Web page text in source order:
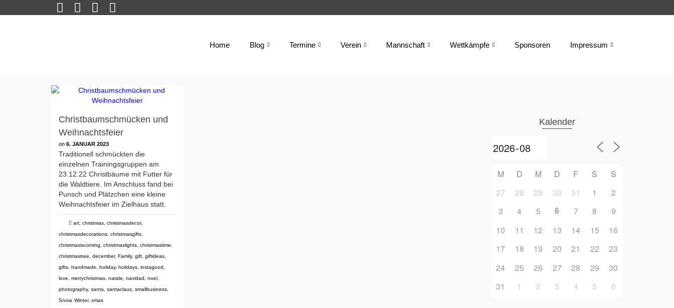
Home Blog Termine Verein Mannschaft Wettkämpfe Sponsoren Impressum
Christbaumschmücken und
Weihnachtsfeier
on 6. JANUAR 2023
Traditionell schmückten die
einzelnen Trainingsgruppen am
23.12.22 Christbäume mit Futter für
die Waldtiere. Im Anschluss fand bei
Punsch und Plätzchen eine kleine
Weihnachtsfeier im Zielhaus statt.
art christmas christmasdecor,
christmasdecorations christmasgifts
christmasiscoming
christmaslights christmastime
christmastree
december, Family, gift giftideas
gifts handmade holiday, holidays instagood
love
merrychristmas natale navidad noel
photography, santa santaclaus smallbusiness
Snow, Winter, xmas
Kalender
M D M D F S
S
27
28 29 30 31 1
2
3
4 5 6 7 8
9
10
11 12 13 14 15
16
17
18 19 20 21 22
23
24
25 26 27 28 29
30
31
1 2 3 4 5 6